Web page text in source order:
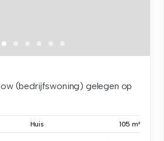
(bedrijfswoning) gelegen op
Huis 105 m²